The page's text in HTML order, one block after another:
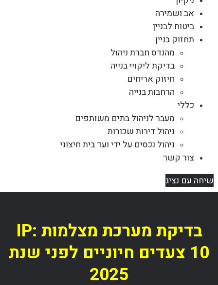
אב ושמירה
ביטוח לבניין
תחזוק בניין
מהנדס חברת ניהול
בדיקת ליקויי בנייה
חיזוק אריחים
הרחבות בנייה
כללי
מעבר לניהול בתים משותפים
ניהול דירות שכורות
ניהול נכסים על ידי ועד בית חיצוני
צור קשר
שיחה עם נציג
בדיקת מערכת מצלמות IP:
10 צעדים חיוניים לפני שנת
2025